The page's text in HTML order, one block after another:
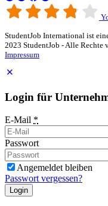
StudentJob International ist
2023 StudentJob - Alle Rechte
Impressum
Login für
E-Mail *
Passwort
Angemeldet bleiben
Passwort vergessen?
Login